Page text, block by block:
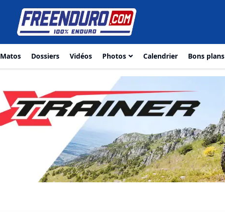
Matos Dossiers Vidéos Photos Calendrier Bons plans